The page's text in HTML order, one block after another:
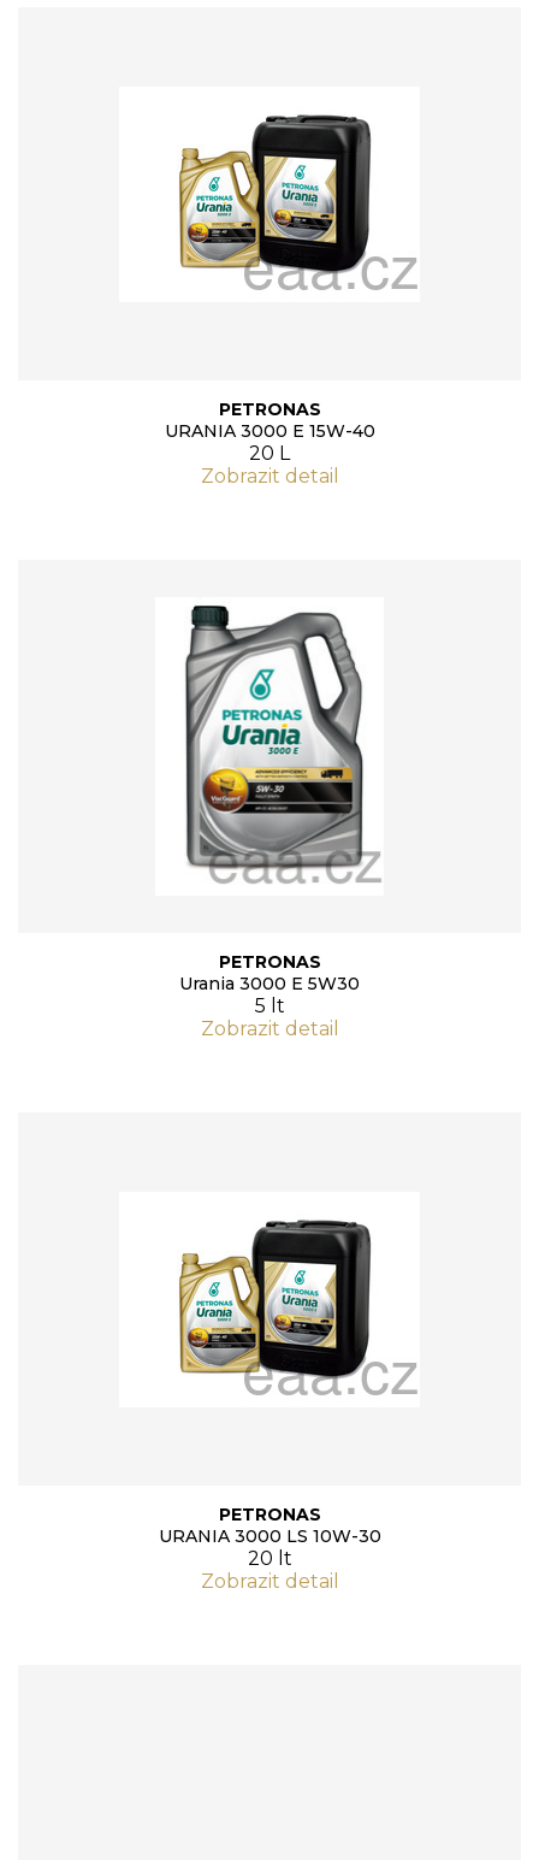
PETRONAS
URANIA 3000 E 15W-40
20 L
Zobrazit detail
PETRONAS
Urania 3000 E 5W30
5 lt
Zobrazit detail
PETRONAS
URANIA 3000 LS 10W-30
20 lt
Zobrazit detail